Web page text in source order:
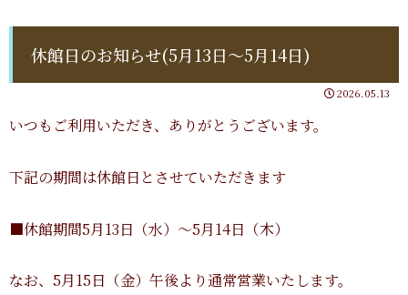
休館日のお知らせ(5月13日～5月14日)
2026.05.13
いつもご利用いただき、ありがとうございます。
下記の期間は休館日とさせていただきます
■休館期間5月13日（水）～5月14日（木）
なお、5月15日（金）午後より通常営業いたします。